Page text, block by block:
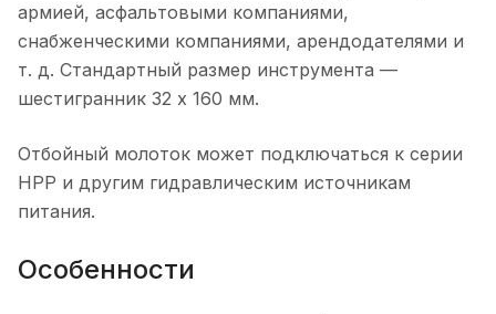
армией, асфальтовыми компаниями,
снабженческими компаниями, арендодателями и
т. д. Стандартный размер инструмента —
шестигранник 32 x 160 мм.
Отбойный молоток может подключаться к серии
HPP и другим гидравлическим источникам
питания.
Особенности